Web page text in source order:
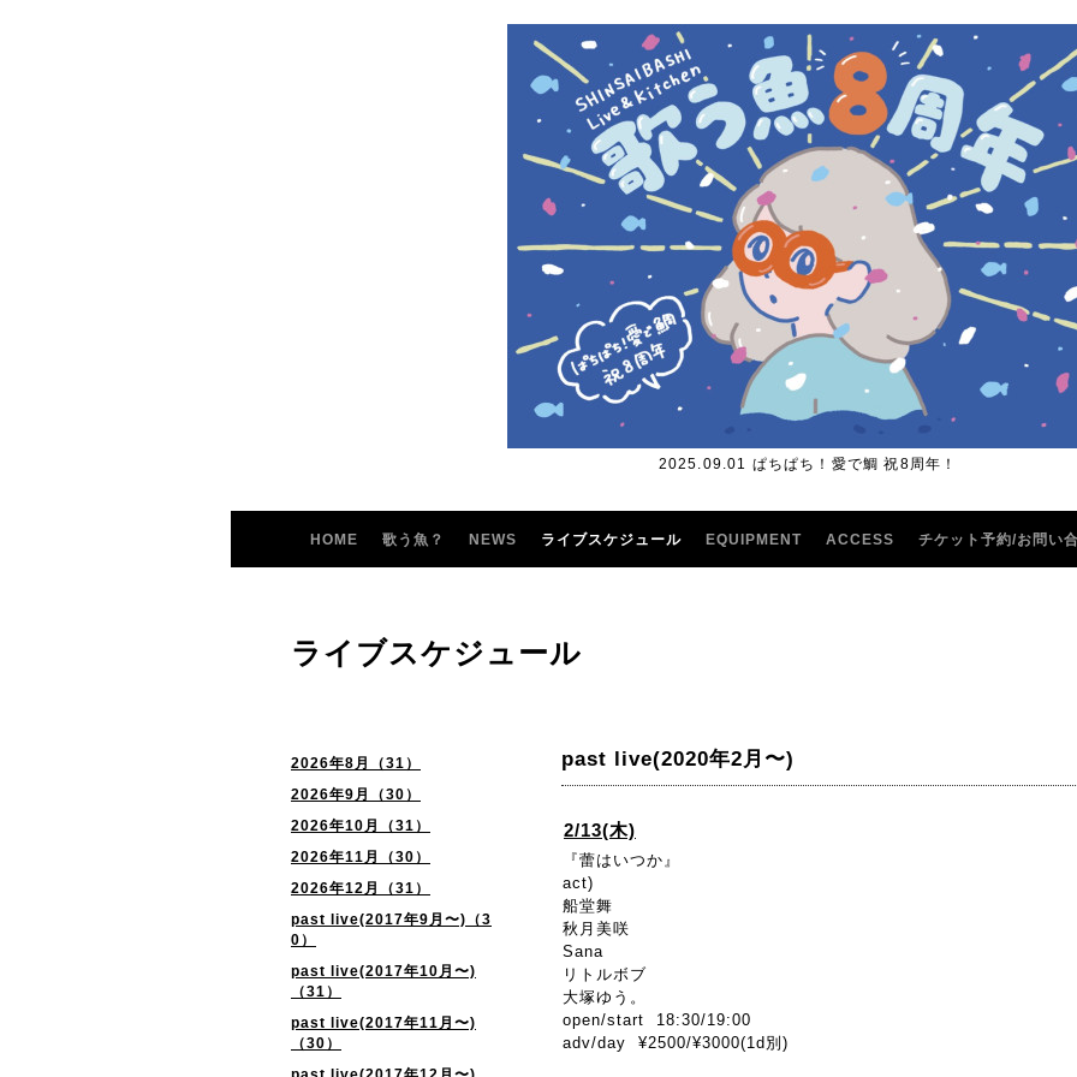
2025.09.01 ぱちぱち！愛で鯛 祝8周年！
HOME 歌う魚？ NEWS ライブスケジュール EQUIPMENT ACCESS チケット予約/お問い
2026年8月（31）
2026年9月（30）
2026年10月（31）
2026年11月（30）
2026年12月（31）
past live(2017年9月〜)（3
0）
past live(2017年10月〜)
（31）
past live(2017年11月〜)
（30）
ライブスケジュール
past live(2020年2月〜)
2/13(木)
『蕾はいつか』
act)
船堂舞
秋月美咲
Sana
リトルボブ
大塚ゆう。
open/start 18:30/19:00
adv/day ¥2500/¥3000(1d別)